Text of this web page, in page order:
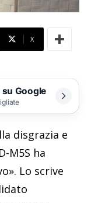
X
Google
disgrazia e
M5S ha
Lo scrive